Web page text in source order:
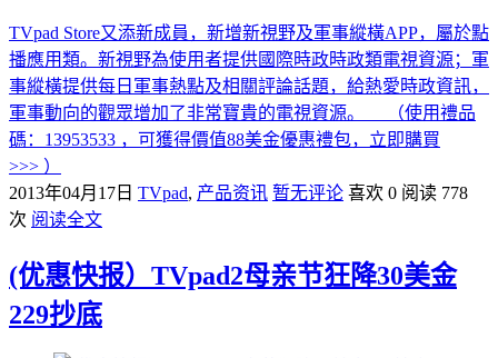
TVpad Store又添新成員，新增新視野及軍事縱橫APP，屬於點
播應用類。新視野為使用者提供國際時政時政類電視資源；軍
事縱橫提供每日軍事熱點及相關評論話題，給熱愛時政資訊，
軍事動向的觀眾增加了非常寶貴的電視資源。 （使用禮品
碼：13953533 ，可獲得價值88美金優惠禮包，立即購買
>>> ）
2013年04月17日 TVpad, 产品资讯 暂无评论 喜欢 0 阅读 778
次 阅读全文
(优惠快报）TVpad2母亲节狂降30美金
229抄底